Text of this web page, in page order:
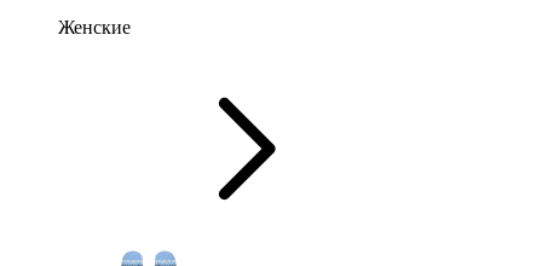
Женские